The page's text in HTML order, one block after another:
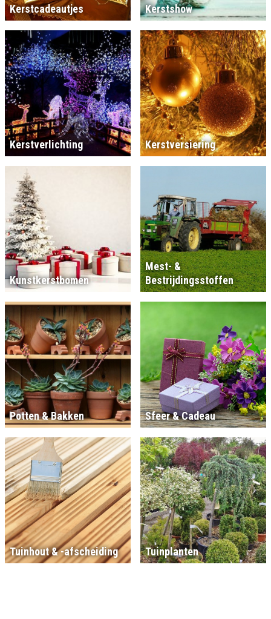
Kerstcadeautjes Kerstshow
Kerstverlichting Kerstversiering
Kunstkerstbomen
Mest- &
Bestrijdingsstoffen
Potten & Bakken Sfeer & Cadeau
Tuinhout & -afscheiding Tuinplanten